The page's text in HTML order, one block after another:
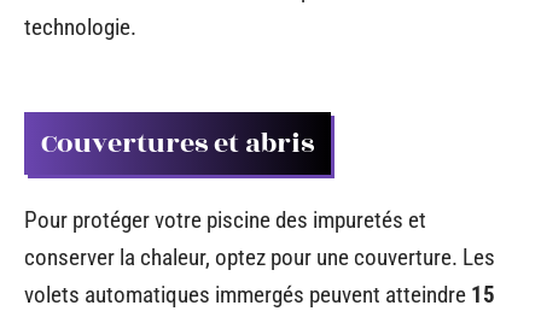
technologie.
Couvertures et abris
Pour protéger votre piscine des impuretés et
conserver la chaleur, optez pour une couverture. Les
volets automatiques immergés peuvent atteindre 15